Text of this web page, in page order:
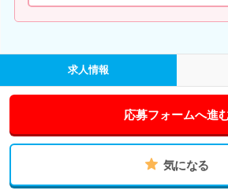
求人情報
応募フォームへ進
気になる